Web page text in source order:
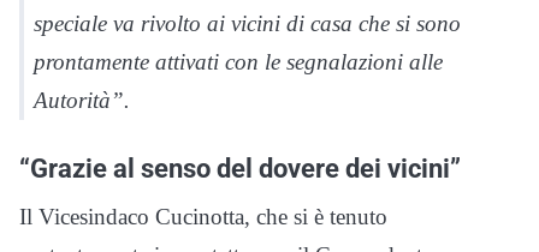
speciale va rivolto ai vicini di casa che si sono
prontamente attivati con le segnalazioni alle
Autorità”.
“Grazie al senso del dovere dei vicini”
Il Vicesindaco Cucinotta, che si è tenuto